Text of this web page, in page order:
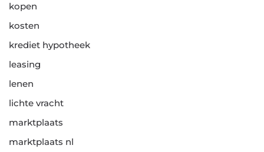
kopen
kosten
krediet hypotheek
leasing
lenen
lichte vracht
marktplaats
marktplaats nl